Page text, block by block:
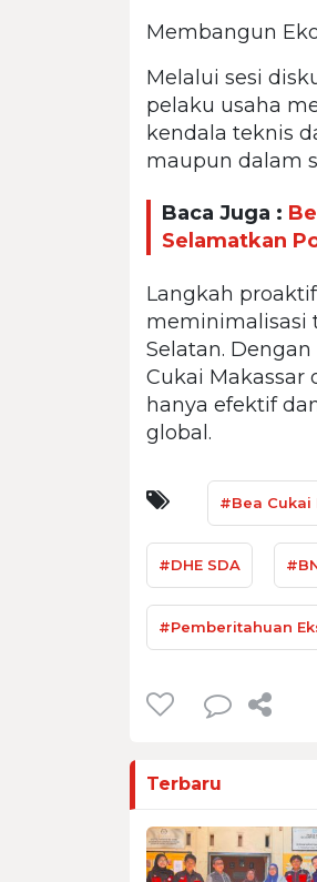
Membangun
Melalui sesi
pelaku usaha
kendala teknis
maupun dalam
Baca Juga :
Selamatkan
Langkah proaktif
meminimalisasi
Selatan.
Cukai
hanya efektif
global.
#Bea Cukai
#DHE SDA
#Pemberitahuan
Terbaru